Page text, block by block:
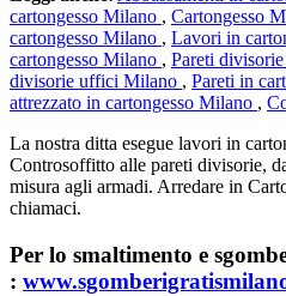
cartongesso Milano , Cartongesso
cartongesso Milano , Lavori in
cartongesso Milano , Pareti
divisorie uffici Milano , Pareti in
attrezzato in cartongesso Milano ,
La nostra ditta esegue lavori in
Controsoffitto alle pareti divisorie,
misura agli armadi. Arredare in
chiamaci.
Per lo smaltimento e
: